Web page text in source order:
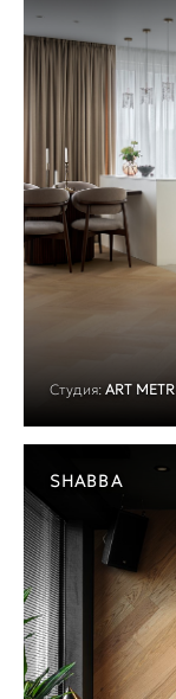
Студия: ART METR
SHABBA